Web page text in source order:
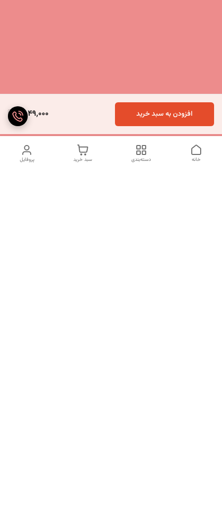
2,049,000 افزودن به سبد خرید
پروفایل سبد خرید دسته‌بندی خانه